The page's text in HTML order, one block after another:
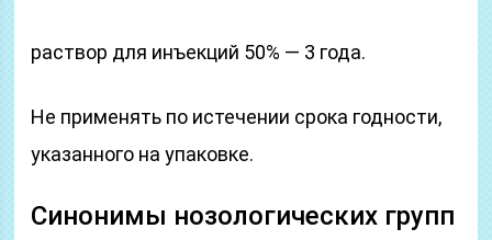
раствор для инъекций 50% — 3 года.
Не применять по истечении срока годности,
указанного на упаковке.
Синонимы нозологических групп